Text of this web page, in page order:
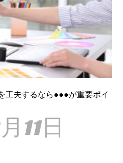
工夫するなら●●●が重要ポイ
11日